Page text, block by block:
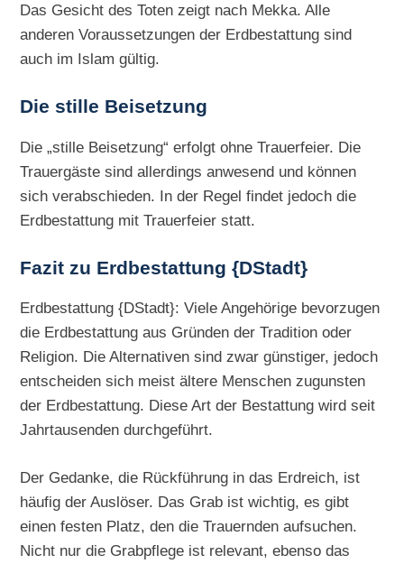
Das Gesicht des Toten zeigt nach Mekka. Alle
anderen Voraussetzungen der Erdbestattung sind
auch im Islam gültig.
Die stille Beisetzung
Die „stille Beisetzung“ erfolgt ohne Trauerfeier. Die
Trauergäste sind allerdings anwesend und können
sich verabschieden. In der Regel findet jedoch die
Erdbestattung mit Trauerfeier statt.
Fazit zu Erdbestattung {DStadt}
Erdbestattung {DStadt}: Viele Angehörige bevorzugen
die Erdbestattung aus Gründen der Tradition oder
Religion. Die Alternativen sind zwar günstiger, jedoch
entscheiden sich meist ältere Menschen zugunsten
der Erdbestattung. Diese Art der Bestattung wird seit
Jahrtausenden durchgeführt.
Der Gedanke, die Rückführung in das Erdreich, ist
häufig der Auslöser. Das Grab ist wichtig, es gibt
einen festen Platz, den die Trauernden aufsuchen.
Nicht nur die Grabpflege ist relevant, ebenso das